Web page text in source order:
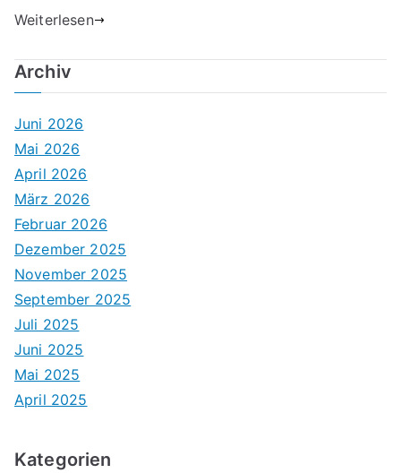
Weiterlesen
Archiv
Juni 2026
Mai 2026
April 2026
März 2026
Februar 2026
Dezember 2025
November 2025
September 2025
Juli 2025
Juni 2025
Mai 2025
April 2025
Kategorien